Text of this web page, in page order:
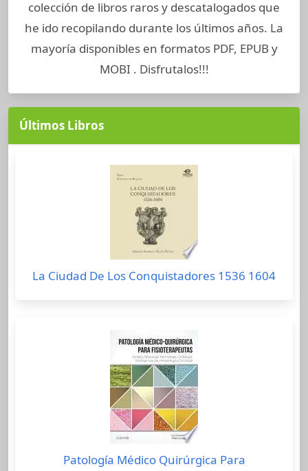
colección de libros raros y descatalogados que
he ido recopilando durante los últimos años. La
mayoría disponibles en formatos PDF, EPUB y
MOBI . Disfrutalos!!!
Últimos Libros
La Ciudad De Los Conquistadores 1536 1604
Patología Médico Quirúrgica Para